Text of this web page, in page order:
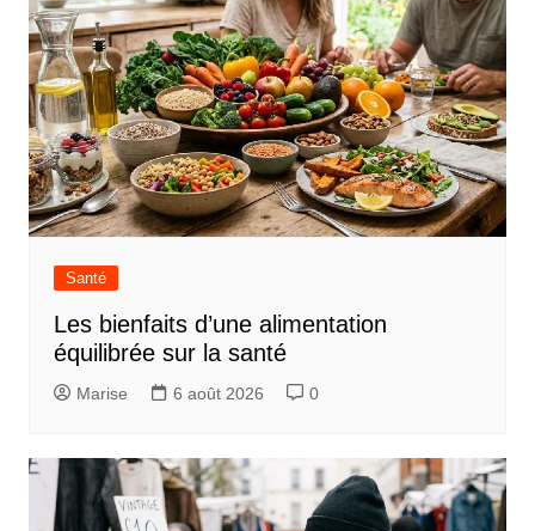
Santé
Les bienfaits d’une alimentation
équilibrée sur la santé
Marise 6 août 2026 0